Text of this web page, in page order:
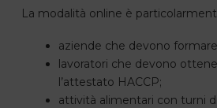
La modalità online è
aziende che devono
lavoratori che devono
l’attestato HACCP;
attività alimentari con turni